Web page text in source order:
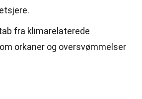
fra klimarelaterede
orkaner og oversvømmelser